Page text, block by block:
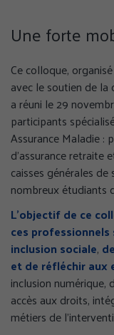
Une forte
Ce colloque,
avec le soutien de la
a réuni le 29
participants
Assurance Maladie :
d'assurance retraite
caisses générales de
nombreux étudiants
L’objectif de ce
ces
inclusion sociale,
et de réfléchir aux
inclusion
accès aux droits,
métiers de